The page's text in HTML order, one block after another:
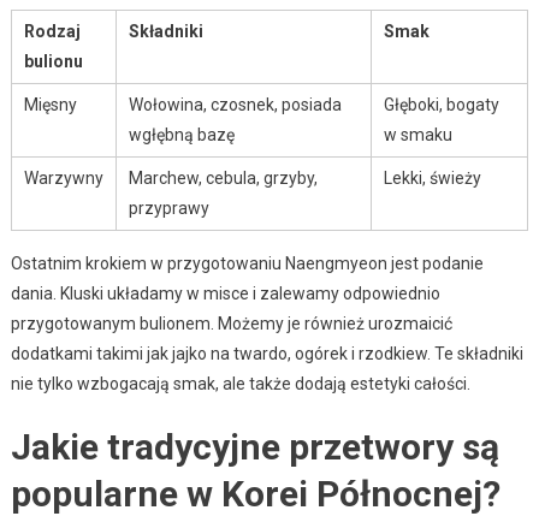
Rodzaj
bulionu
Składniki Smak
Mięsny
Wołowina, czosnek, posiada
wgłębną bazę
Głęboki, bogaty
w smaku
Warzywny
Marchew, cebula, grzyby,
przyprawy
Lekki, świeży
Ostatnim krokiem w przygotowaniu Naengmyeon jest podanie
dania. Kluski układamy w misce i zalewamy odpowiednio
przygotowanym bulionem. Możemy je również urozmaicić
dodatkami takimi jak jajko na twardo, ogórek i rzodkiew. Te składniki
nie tylko wzbogacają smak, ale także dodają estetyki całości.
Jakie tradycyjne przetwory są
popularne w Korei Północnej?